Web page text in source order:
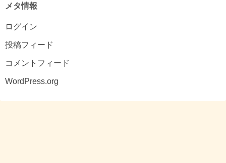
メタ情報
ログイン
投稿フィード
コメントフィード
WordPress.org